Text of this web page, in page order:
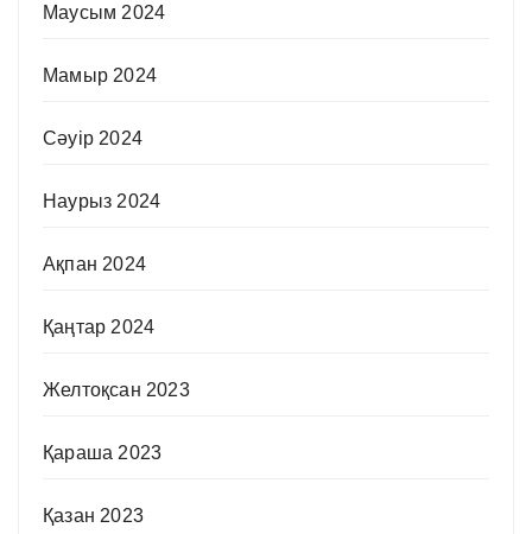
Маусым 2024
Мамыр 2024
Сәуір 2024
Наурыз 2024
Ақпан 2024
Қаңтар 2024
Желтоқсан 2023
Қараша 2023
Қазан 2023